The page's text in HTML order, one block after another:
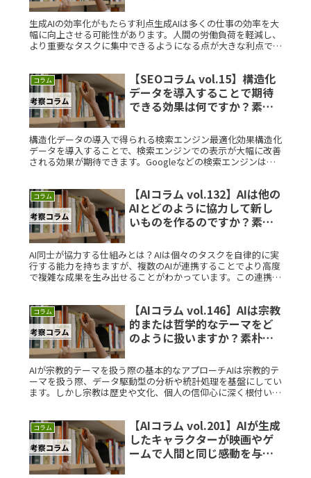
生成AIの効率化がもたらす利点生成AIは多くの仕事の効率を大
幅に向上させる可能性があります。人間の労働負荷を軽減し、
より重要なタスクに集中できるようになる点が大きな利点で
コラム
【SEOコラム vol.15】構造化
データを導入することで期待
できる効果は何ですか？素朴
構造化データの導入で得られる検索エンジン最適化効果構造化
データを導入することで、検索エンジンでの表示が大幅に改善
される効果が期待できます。Googleなどの検索エンジンは、
コラム
【AIコラム vol.132】AIは他の
AIとどのように協力して新し
いものを作るのですか？素朴
AI同士が協力する仕組みとは？AIは個々のタスクを自律的に実
行する能力を持ちますが、複数のAIが連携することでより高度
で複雑な成果を生み出せることがわかっています。この連携は
コラム
【AIコラム vol.146】AIは宗教
的または哲学的なテーマをど
のように扱いますか？素朴な
AIが宗教的テーマを扱う際の基本的なアプローチAIは宗教的テ
ーマを扱う際、データ駆動型の分析や統計処理を基盤にしてい
ます。しかし宗教は歴史や文化、個人の信仰心に深く根付いて
コラム
【AIコラム vol.201】AIが生成
したキャラクターが映画やゲ
ームで人間と同じ感動を与え